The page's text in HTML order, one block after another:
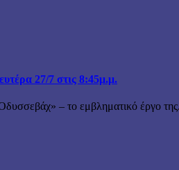
27/7 στις 8:45μ.μ.
– το εμβληματικό έργο